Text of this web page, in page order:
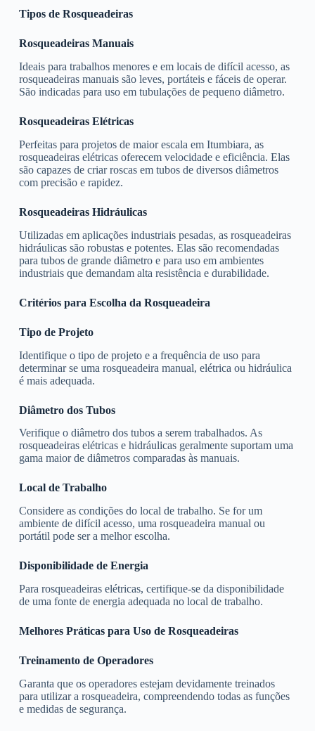
Tipos de Rosqueadeiras
Rosqueadeiras Manuais
Ideais para trabalhos menores e em locais de difícil acesso, as
rosqueadeiras manuais são leves, portáteis e fáceis de operar.
São indicadas para uso em tubulações de pequeno diâmetro.
Rosqueadeiras Elétricas
Perfeitas para projetos de maior escala em Itumbiara, as
rosqueadeiras elétricas oferecem velocidade e eficiência. Elas
são capazes de criar roscas em tubos de diversos diâmetros
com precisão e rapidez.
Rosqueadeiras Hidráulicas
Utilizadas em aplicações industriais pesadas, as rosqueadeiras
hidráulicas são robustas e potentes. Elas são recomendadas
para tubos de grande diâmetro e para uso em ambientes
industriais que demandam alta resistência e durabilidade.
Critérios para Escolha da Rosqueadeira
Tipo de Projeto
Identifique o tipo de projeto e a frequência de uso para
determinar se uma rosqueadeira manual, elétrica ou hidráulica
é mais adequada.
Diâmetro dos Tubos
Verifique o diâmetro dos tubos a serem trabalhados. As
rosqueadeiras elétricas e hidráulicas geralmente suportam uma
gama maior de diâmetros comparadas às manuais.
Local de Trabalho
Considere as condições do local de trabalho. Se for um
ambiente de difícil acesso, uma rosqueadeira manual ou
portátil pode ser a melhor escolha.
Disponibilidade de Energia
Para rosqueadeiras elétricas, certifique-se da disponibilidade
de uma fonte de energia adequada no local de trabalho.
Melhores Práticas para Uso de Rosqueadeiras
Treinamento de Operadores
Garanta que os operadores estejam devidamente treinados
para utilizar a rosqueadeira, compreendendo todas as funções
e medidas de segurança.